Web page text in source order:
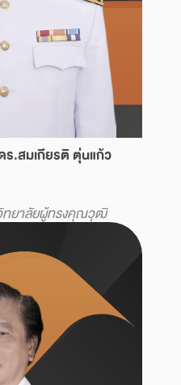
.สมเกียรติ ตุ่นแก้ว
ทยาลัยผู้ทรงคุณวุฒิ